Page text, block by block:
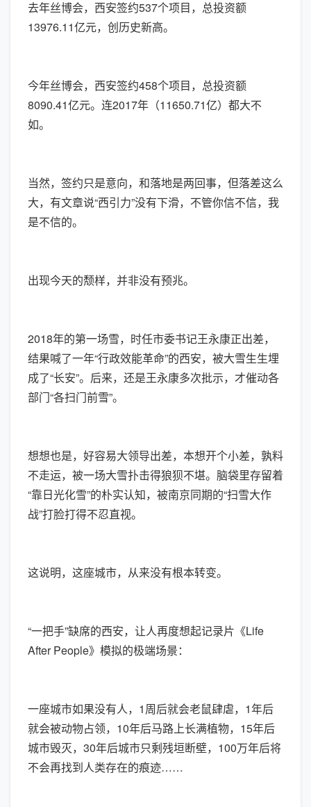
去年丝博会，西安签约537个项目，总投资额
13976.11亿元，创历史新高。
今年丝博会，西安签约458个项目，总投资额
8090.41亿元。连2017年（11650.71亿）都大不
如。
当然，签约只是意向，和落地是两回事，但落差这么
大，有文章说“西引力”没有下滑，不管你信不信，我
是不信的。
出现今天的颓样，并非没有预兆。
2018年的第一场雪，时任市委书记王永康正出差，
结果喊了一年“行政效能革命”的西安，被大雪生生埋
成了“长安”。后来，还是王永康多次批示，才催动各
部门“各扫门前雪”。
想想也是，好容易大领导出差，本想开个小差，孰料
不走运，被一场大雪扑击得狼狈不堪。脑袋里存留着
“靠日光化雪”的朴实认知，被南京同期的“扫雪大作
战”打脸打得不忍直视。
这说明，这座城市，从来没有根本转变。
“一把手”缺席的西安，让人再度想起记录片《Life
After People》模拟的极端场景：
一座城市如果没有人，1周后就会老鼠肆虐，1年后
就会被动物占领，10年后马路上长满植物，15年后
城市毁灭，30年后城市只剩残垣断壁，100万年后将
不会再找到人类存在的痕迹……